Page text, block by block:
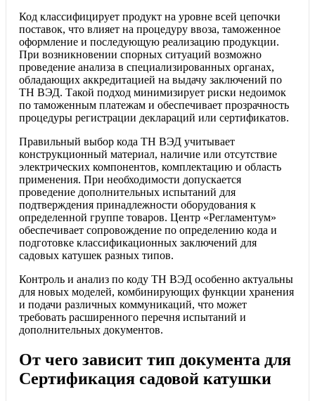
Код классифицирует продукт на уровне всей цепочки
поставок, что влияет на процедуру ввоза, таможенное
оформление и последующую реализацию продукции.
При возникновении спорных ситуаций возможно
проведение анализа в специализированных органах,
обладающих аккредитацией на выдачу заключений по
ТН ВЭД. Такой подход минимизирует риски недоимок
по таможенным платежам и обеспечивает прозрачность
процедуры регистрации деклараций или сертификатов.
Правильный выбор кода ТН ВЭД учитывает
конструкционный материал, наличие или отсутствие
электрических компонентов, комплектацию и область
применения. При необходимости допускается
проведение дополнительных испытаний для
подтверждения принадлежности оборудования к
определенной группе товаров. Центр «Регламентум»
обеспечивает сопровождение по определению кода и
подготовке классификационных заключений для
садовых катушек разных типов.
Контроль и анализ по коду ТН ВЭД особенно актуальны
для новых моделей, комбинирующих функции хранения
и подачи различных коммуникаций, что может
требовать расширенного перечня испытаний и
дополнительных документов.
От чего зависит тип документа для
Сертификация садовой катушки